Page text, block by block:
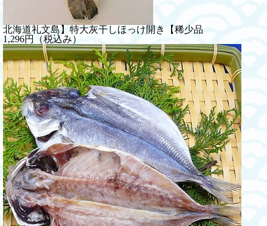
北海道礼文島】特大灰干しほっけ開き【稀少品
1,296円（税込み）